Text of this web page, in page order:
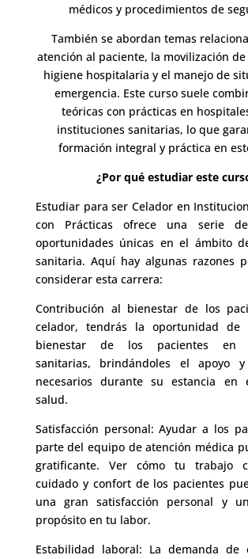
médicos y procedimientos de
También se abordan temas
atención al paciente, la movilización
higiene hospitalaria y el manejo de
emergencia. Este curso suele
teóricas con prácticas en
instituciones sanitarias, lo que
formación integral y práctica en
¿Por qué estudiar este
Estudiar para ser Celador en
con Prácticas ofrece una serie
oportunidades únicas en el ámbito
sanitaria. Aquí hay algunas razones
considerar esta carrera:
Contribución al bienestar de los
celador, tendrás la oportunidad de
bienestar de los pacientes en
sanitarias, brindándoles el apoyo
necesarios durante su estancia en
salud.
Satisfacción personal: Ayudar a los
parte del equipo de atención médica
gratificante. Ver cómo tu trabajo
cuidado y confort de los pacientes
una gran satisfacción personal y
propósito en tu labor.
Estabilidad laboral: La demanda de